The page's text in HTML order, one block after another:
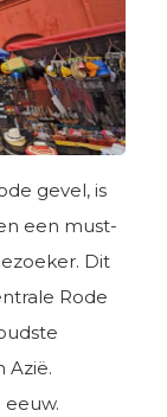
gevel, is
een must-
Dit
Rode
Azië.